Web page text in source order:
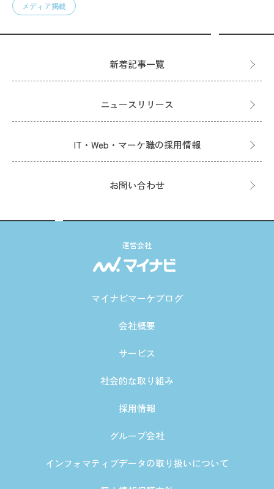
メディア掲載
新着記事一覧
ニュースリリース
IT・Web・マーケ職の採用情報
お問い合わせ
運営会社
マイナビマーケブログ
会社概要
サービス
社会的な取り組み
採用情報
グループ会社
インフォマティブデータの取り扱いについて